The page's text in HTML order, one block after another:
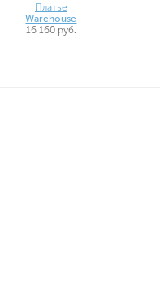
Платье
Warehouse
16 160 руб.